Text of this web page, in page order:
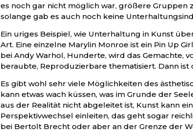
es noch gar nicht möglich war, größere Gruppen
solange gab es auch noch keine
Ein uriges Beispiel, wie Unterhaltung in Kunst
Art. Eine einzelne Marylin Monroe ist ein Pin Up
bei Andy Warhol, Hunderte, wird das Gemachte,
beraubte, Reproduzierbare thematisiert. Dann ist
Es gibt wohl sehr viele Möglichkeiten des
kann etwas wach küssen, was im Grunde der
aus der Realität nicht abgeleitet ist, Kunst kann
Perspektivwechsel einleiten, das geht sogar
bei Bertolt Brecht oder aber an der Grenze der